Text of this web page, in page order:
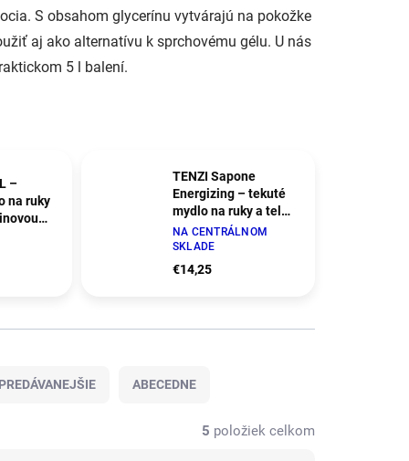
S obsahom glycerínu vytvárajú na pokožke
aj ako alternatívu k sprchovému gélu. U nás
5 l balení.
–
na ruky
TENZI Sapone
Energizing – tekuté
mydlo na ruky a telo
s ovocnou vôňou
NA CENTRÁLNOM
SKLADE
€14,25
ABECEDNE
5 položiek celkom